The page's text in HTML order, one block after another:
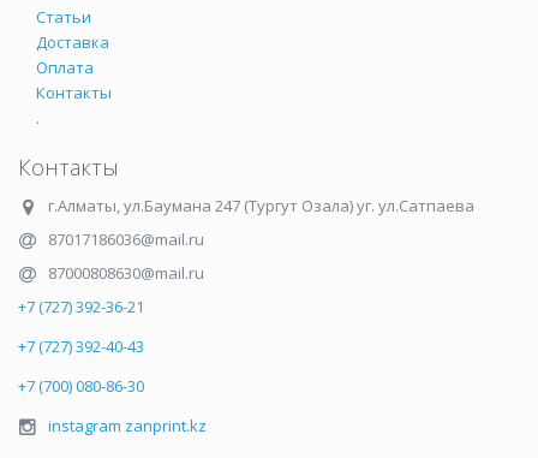
Статьи
Доставка
Оплата
Контакты
.
Контакты
г.Алматы,ул.Баумана 247 (Тургут Озала) уг. ул.Сатпаева
87017186036@mail.ru
87000808630@mail.ru
+7 (727) 392-36-21
+7 (727) 392-40-43
+7 (700) 080-86-30
instagram zanprint.kz